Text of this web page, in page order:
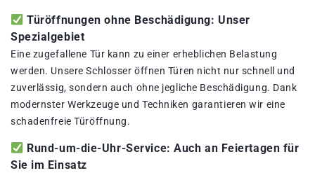
Türöffnungen ohne Beschädigung: Unser
Spezialgebiet
Eine zugefallene Tür kann zu einer erheblichen Belastung
werden. Unsere Schlosser öffnen Türen nicht nur schnell und
zuverlässig, sondern auch ohne jegliche Beschädigung. Dank
modernster Werkzeuge und Techniken garantieren wir eine
schadenfreie Türöffnung.
Rund-um-die-Uhr-Service: Auch an Feiertagen für
Sie im Einsatz